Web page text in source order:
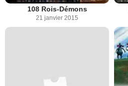
108 Rois-Démons
21 janvier 2015